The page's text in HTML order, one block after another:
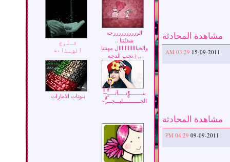
مشاهدة المحادثة
15-09-2011
03:29 AM
مشاهدة المحادثة
09-09-2011
04:29 PM
الررررررررررجه
شغلتنا ..
والخباااااااااااال مهنتنا
,, ( نحب الدجه
والرجة وخبالنا ماله
حدووود ^_^ )
ثَـلُۈجَ
ٱلڜـﭡآ۽~
بنــــــــوًٌٍَُِْتـــــآتـــــًٌٍَُِْ~ًٌَُ
الخـــــــــــليـــجـــ’ًٌٍَُِْ~
بنوتات الامارات